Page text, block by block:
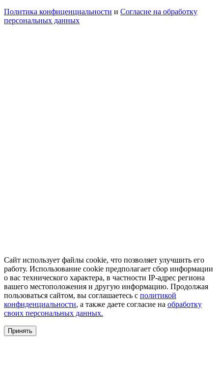
Политика конфиценциальности и Согласие на обработку
персональных данных
Сайт использует файлы cookie, что позволяет улучшить его
работу. Использование cookie предполагает сбор информации
о вас технического характера, в частности IP-адрес региона
вашего местоположения и другую информацию. Продолжая
пользоваться сайтом, вы соглашаетесь с политикой
конфиденциальности, а также даете согласие на обработку
своих персональных данных.
Принять